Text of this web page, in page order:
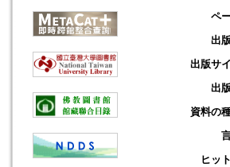
ペ
出
出版サ
出
資料の
ヒッ